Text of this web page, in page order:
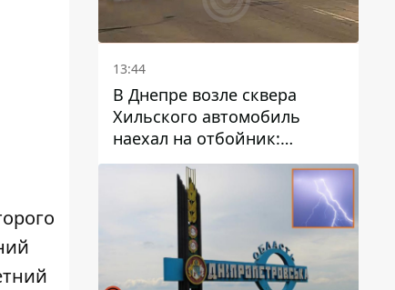
13:44
В Днепре возле сквера
Хильского автомобиль
наехал на отбойник:
момент происшествия